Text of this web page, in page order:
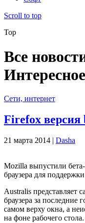
Scroll to top
Top
Все
Сети, интернет
Firefox версия
21 марта 2014 | Dasha
Mozilla выпустили
браузера для
Australis представляет
браузера за последние
самом верху окна, а
на фоне рабочего стола.